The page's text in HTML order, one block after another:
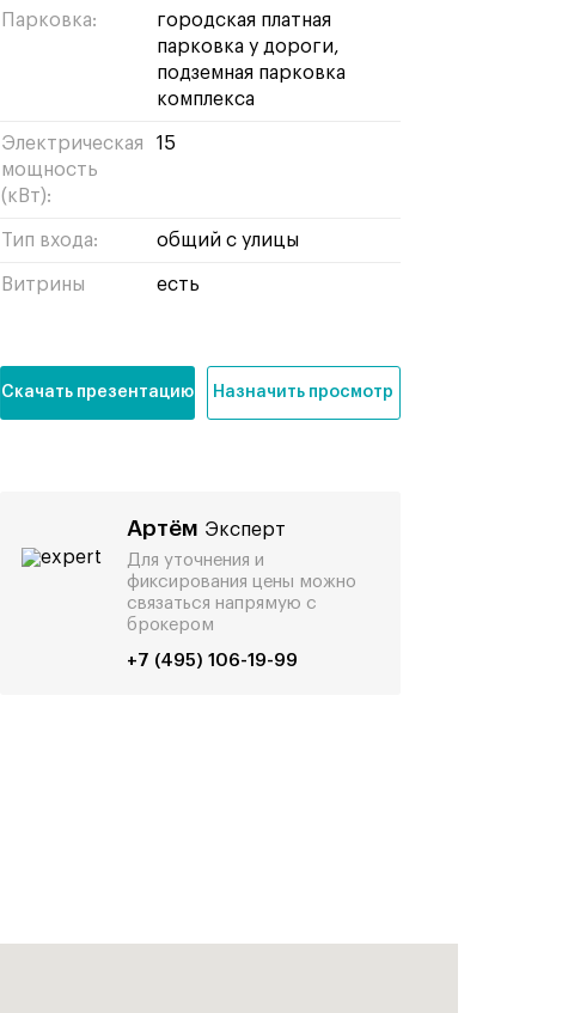
Парковка:
городская платная
парковка у дороги,
подземная парковка
комплекса
Электрическая
мощность
(кВт):
15
Тип входа: общий с улицы
Витрины есть
Скачать презентацию Назначить просмотр
Артём Эксперт
Для уточнения и
фиксирования цены можно
связаться напрямую с
брокером
+7 (495) 106-19-99